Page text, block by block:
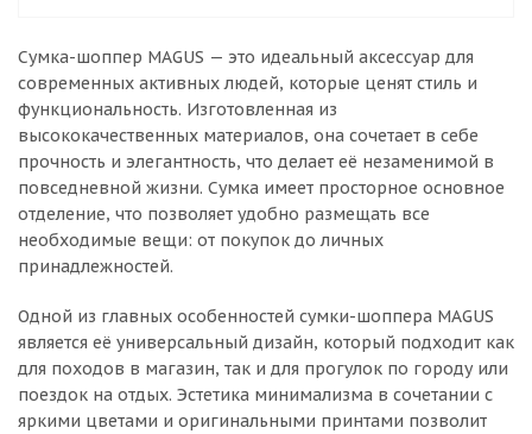
Сумка-шоппер MAGUS — это идеальный аксессуар для
современных активных людей, которые ценят стиль и
функциональность. Изготовленная из
высококачественных материалов, она сочетает в себе
прочность и элегантность, что делает её незаменимой в
повседневной жизни. Сумка имеет просторное основное
отделение, что позволяет удобно размещать все
необходимые вещи: от покупок до личных
принадлежностей.
Одной из главных особенностей сумки-шоппера MAGUS
является её универсальный дизайн, который подходит как
для походов в магазин, так и для прогулок по городу или
поездок на отдых. Эстетика минимализма в сочетании с
яркими цветами и оригинальными принтами позволит